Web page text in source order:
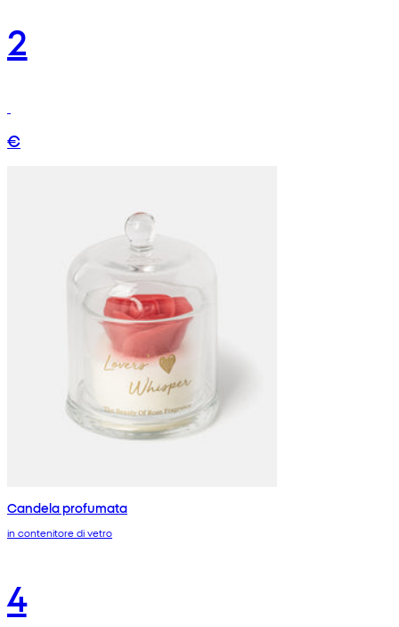
2
€
Candela profumata
in contenitore di vetro
4